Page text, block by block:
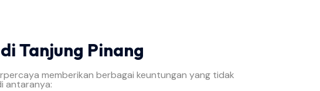
Tanjung Pinang
memberikan berbagai keuntungan yang tidak
antaranya: